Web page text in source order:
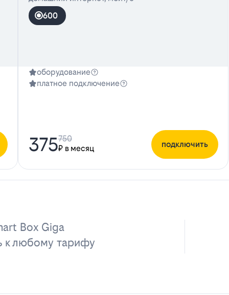
600
оборудование
платное подключение
375₽ в месяц
750
подключить
Box Giga
к любому тарифу